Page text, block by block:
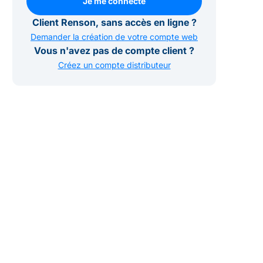
Client Renson, sans accès en ligne ?
Demander la création de votre compte web
Vous n'avez pas de compte client ?
Créez un compte distributeur